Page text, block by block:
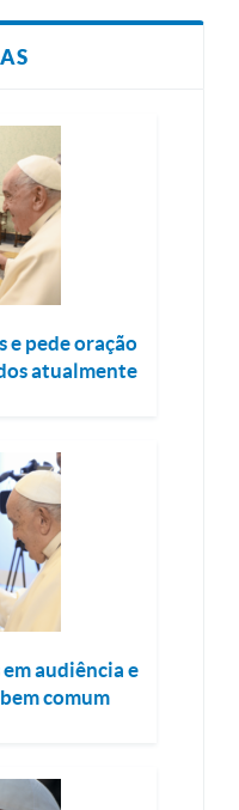
e pede oração
atualmente
audiência e
comum